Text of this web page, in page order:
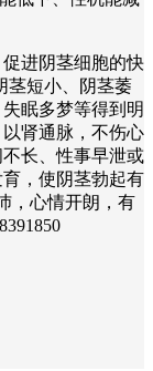
进阴茎细胞的快
茎短小、阴茎萎
眠多梦等得到明
肾通脉，不伤心
长、性事早泄或
，使阴茎勃起有
，心情开朗，有